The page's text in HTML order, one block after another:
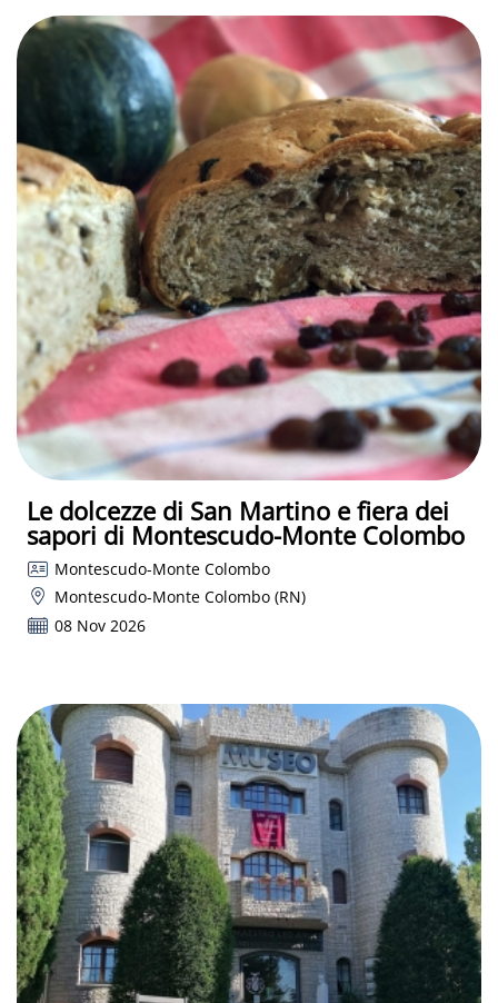
Le dolcezze di San Martino e fiera dei
sapori di Montescudo-Monte Colombo
Montescudo-Monte Colombo
Montescudo-Monte Colombo (RN)
08 Nov 2026